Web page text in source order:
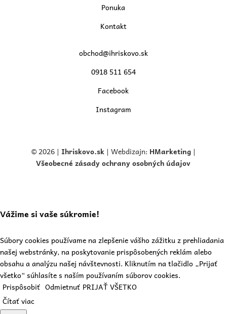
Ponuka
Kontakt
obchod@ihriskovo.sk
0918 511 654
Facebook
Instagram
© 2026 | Ihriskovo.sk| Webdizajn: HMarketing |
Všeobecné zásady ochrany osobných údajov
Vážime si vaše súkromie!
Súbory cookies používame na zlepšenie vášho zážitku z prehliadania
našej webstránky, na poskytovanie prispôsobených reklám alebo
obsahu a analýzu našej návštevnosti. Kliknutím na tlačidlo „Prijať
všetko“ súhlasíte s naším používaním súborov cookies.
Prispôsobiť Odmietnuť PRIJAŤ VŠETKO
Čítať viac